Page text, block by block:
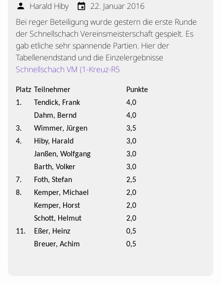
Ranglisten
Termine
Verschiedenes
Kontakt
person Harald Hiby event 22. Januar 2016
Bei reger Beteiligung wurde gestern die erste Runde
der Schnellschach Vereinsmeisterschaft gespielt. Es
gab etliche sehr spannende Partien. Hier der
Tabellenendstand und die Einzelergebnisse
Schnellschach VM (1-Kreuz-R5
Platz Teilnehmer
Punkte
1.
Tendick, Frank
4,0
Dahm, Bernd
4,0
3.
Wimmer, Jürgen
3,5
4.
Hiby, Harald
3,0
Janßen, Wolfgang
3,0
Barth, Volker
3,0
7.
Foth, Stefan
2,5
8.
Kemper, Michael
2,0
Kemper, Horst
2,0
Schott, Helmut
2,0
11.
Eßer, Heinz
0,5
Breuer, Achim
0,5